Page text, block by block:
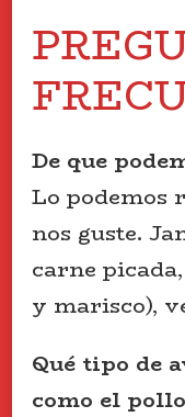
De que
Lo podemos
nos guste.
carne
y marisco),
Qué tipo de
como el